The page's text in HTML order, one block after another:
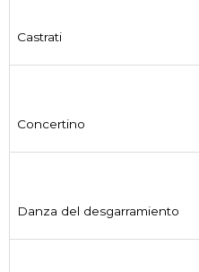
Castrati
Concertino
Danza del desgarramiento